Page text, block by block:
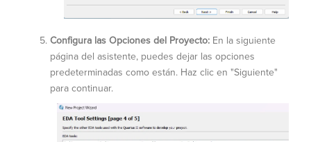
Configura las Opciones del Proyecto: En la siguiente
página del asistente, puedes dejar las opciones
predeterminadas como están. Haz clic en "Siguiente"
para continuar.